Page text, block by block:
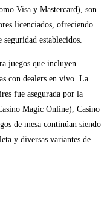
Visa y Mastercard), son
licenciados, ofreciendo
establecidos.
juegos que incluyen
con dealers en vivo. La
fue asegurada por la
Magic Online), Casino
de mesa continúan siendo
y diversas variantes de